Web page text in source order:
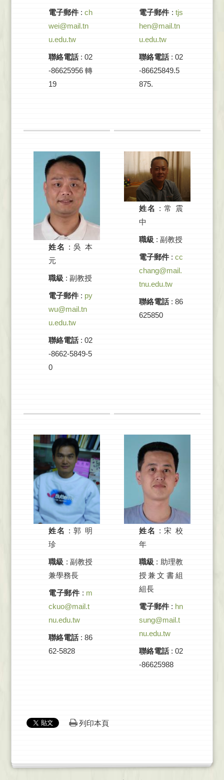
電子郵件 :ch
wei@mail.tn
u.edu.tw
聯絡電話 : 02
-86625956轉
19
電子郵件 : tjs
hen@mail.tn
u.edu.tw
聯絡電話 : 02
-86625849.5
875.
姓名 :吳 本
元
職級 : 副教授
電子郵件 : py
wu@mail.tn
u.edu.tw
聯絡電話 : 02
-8662-5849-5
0
姓名 : 常 震
中
職級 : 副教授
電子郵件 : cc
chang@mail.
tnu.edu.tw
聯絡電話 : 86
625850
姓名 :郭 明
珍
職級 : 副教授
兼學務長
電子郵件 : m
ckuo@mail.t
nu.edu.tw
聯絡電話 : 86
62-5828
姓名 : 宋 校
年
職級 : 助理教
授兼文書組
組長
電子郵件 : hn
sung@mail.t
nu.edu.tw
聯絡電話 : 02
-86625988
列印本頁